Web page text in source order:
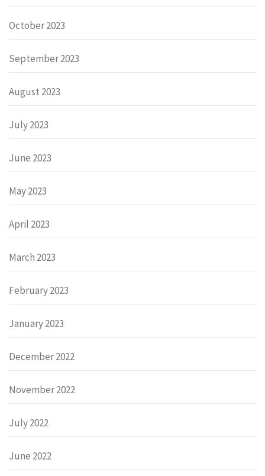
October 2023
September 2023
August 2023
July 2023
June 2023
May 2023
April 2023
March 2023
February 2023
January 2023
December 2022
November 2022
July 2022
June 2022